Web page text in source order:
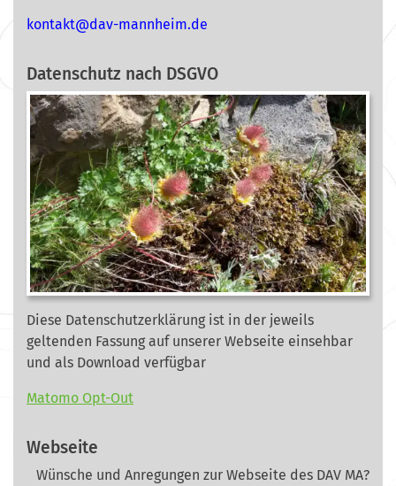
ed.mi
ehnna
m-vad
@tkat
nok
Datenschutz nach DSGVO
Diese Datenschutzerklärung ist in der jeweils
geltenden Fassung auf unserer Webseite einsehbar
und als Download verfügbar
Matomo Opt-Out
Webseite
Wünsche und Anregungen zur Webseite des DAV MA?